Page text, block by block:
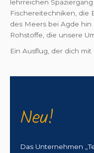
lehrreichen
Fischereitechniken, die
des Meers bei Agde hin
Rohstoffe, die unsere
Ein Ausflug, der dich
Neu!
Das Unternehmen